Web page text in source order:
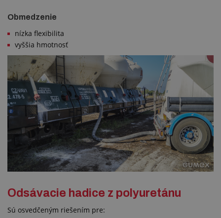
Obmedzenie
nízka flexibilita
vyššia hmotnosť
Odsávacie hadice z polyuretánu
Sú osvedčeným riešením pre: